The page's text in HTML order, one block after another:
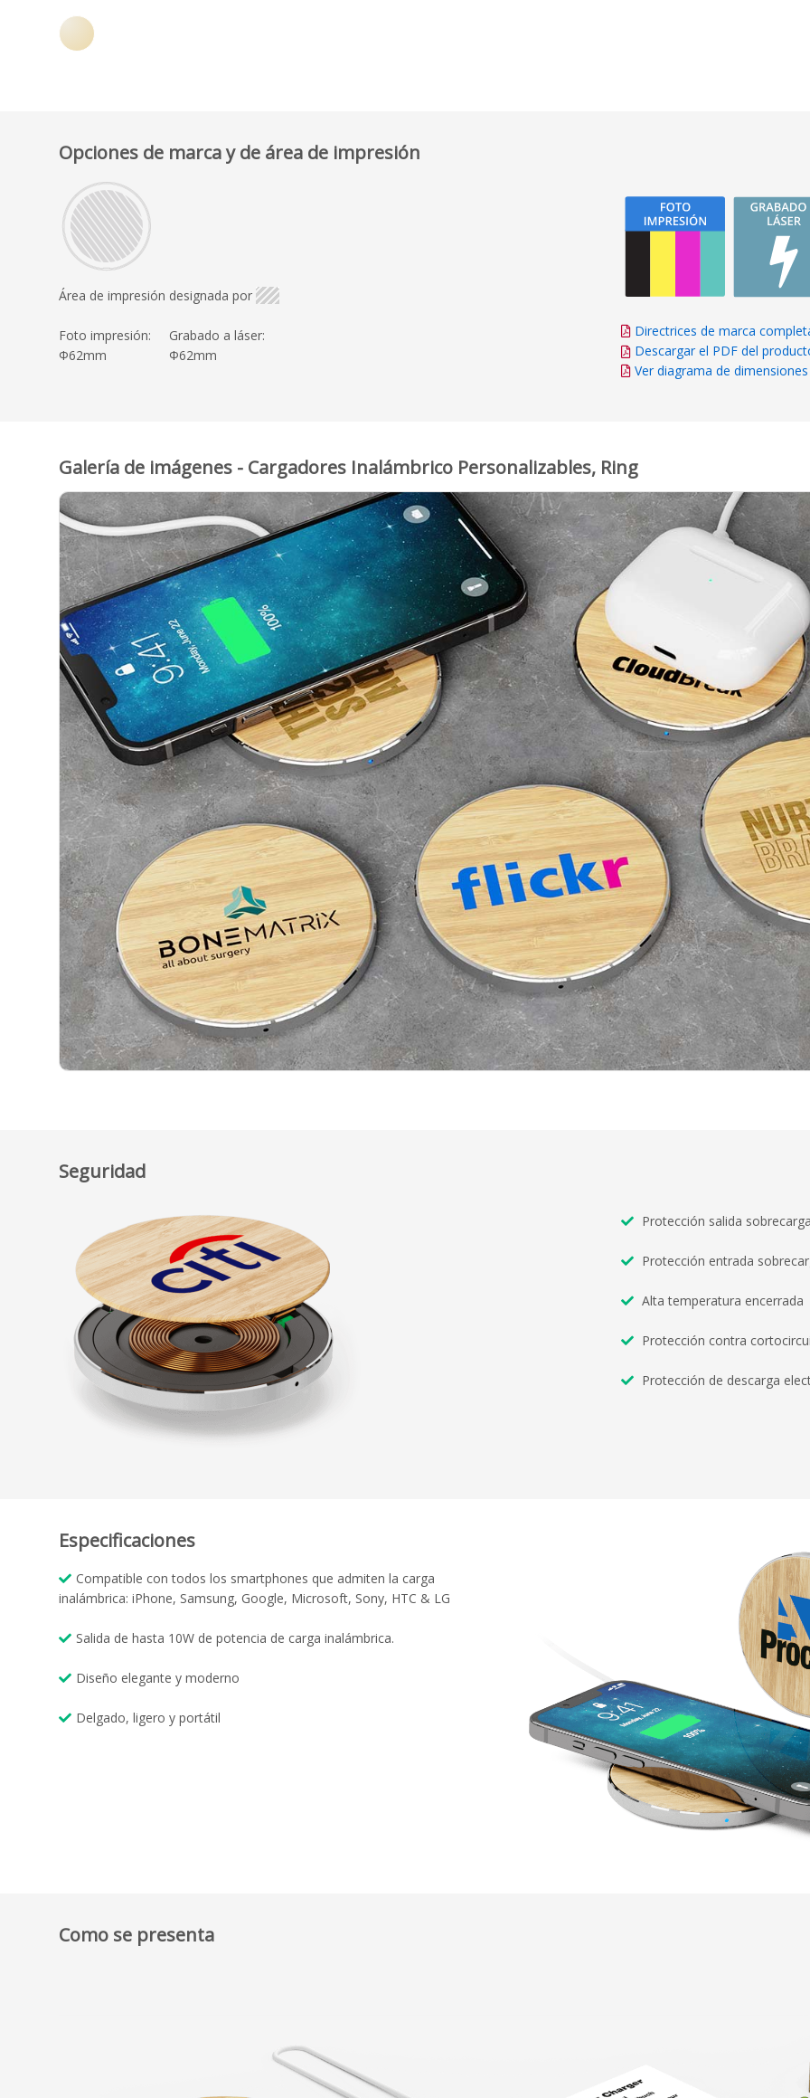
Opciones de marca y de área de impresión
Área de impresión designada por
Foto impresión:
Φ62mm
Grabado a láser:
Φ62mm
Directrices de marca
Descargar el PDF del
Ver diagrama de dimensiones
Galería de imágenes - Cargadores Inalámbrico Personalizables, Ring
Seguridad
Protección salida
Protección entrada
Alta temperatura encerrada
Protección contra
Protección de descarga
Especificaciones
Compatible con todos los smartphones que admiten la carga
inalámbrica: iPhone, Samsung, Google, Microsoft, Sony, HTC & LG
Salida de hasta 10W de potencia de carga inalámbrica.
Diseño elegante y moderno
Delgado, ligero y portátil
Como se presenta